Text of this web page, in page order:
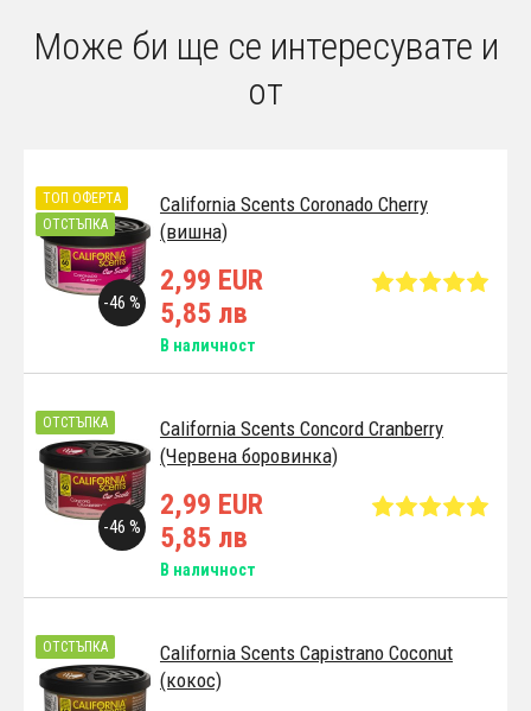
Може би ще се интересувате и
от
California Scents Coronado Cherry
(вишна)
-46 %
ТОП ОФЕРТА
ОТСТЪПКА
2,99 EUR
5,85 лв
В наличност
California Scents Concord Cranberry
(Червена боровинка)
-46 %
ОТСТЪПКА
2,99 EUR
5,85 лв
В наличност
California Scents Capistrano Coconut
(кокос)
ОТСТЪПКА